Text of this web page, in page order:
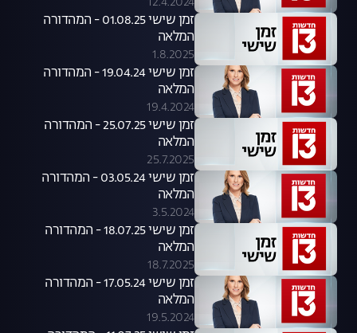
זמן שישי 01.08.25 - המהדורה
המלאה
1.8.2025
זמן שישי 19.04.24 - המהדורה
המלאה
19.4.2024
זמן שישי 25.07.25 - המהדורה
המלאה
25.7.2025
זמן שישי 03.05.24 - המהדורה
המלאה
3.5.2024
זמן שישי 18.07.25 - המהדורה
המלאה
18.7.2025
זמן שישי 17.05.24 - המהדורה
המלאה
19.5.2024